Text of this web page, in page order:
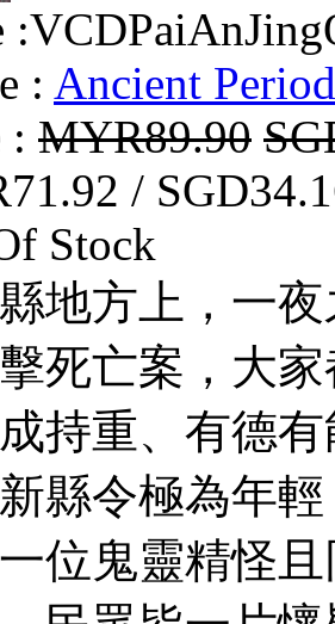
:
: Ancient Period
: MYR89.90
/
Stock
地方上，一
死亡案，大
持重、有德
縣令極為年
位鬼靈精怪